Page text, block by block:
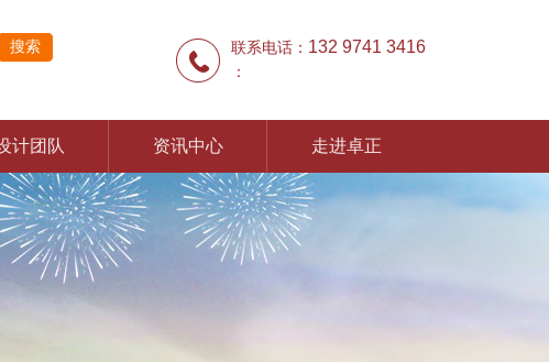
联系电话： 132 9741 3416
：
计团队 资讯中心 走进卓正